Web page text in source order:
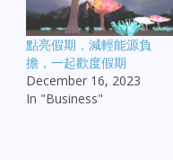
點亮假期，減輕能源負
擔，一起歡度假期
December 16, 2023
In "Business"